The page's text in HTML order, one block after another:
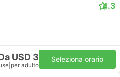
4.3
USD 3
per adulto
Seleziona orario